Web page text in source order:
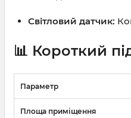
Світловий датчик:
📊 Короткий
Параметр
Площа приміщення